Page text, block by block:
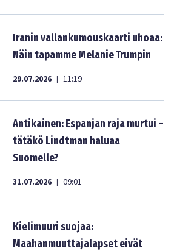
Iranin vallankumouskaarti uhoaa:
Näin tapamme Melanie Trumpin
29.07.2026 | 11:19
Antikainen: Espanjan raja murtui –
tätäkö Lindtman haluaa
Suomelle?
31.07.2026 | 09:01
Kielimuuri suojaa:
Maahanmuuttajalapset eivät